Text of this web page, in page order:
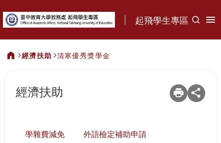
起飛學生專區
經濟扶助 清寒優秀獎學金
經濟扶助
學雜費減免 外語檢定補助申請